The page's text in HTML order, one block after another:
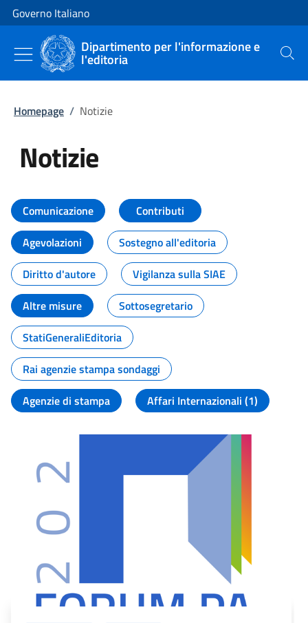
Vai al contenuto
Vai alla navigazione del sito
Governo Italiano
Dipartimento per l'informazione e
l'editoria Cerca
Homepage / Notizie
Notizie
Tutti i contenuti della pagina
Comunicazione
Contributi
Agevolazioni
Sostegno all'editoria
Diritto d'autore
Vigilanza sulla SIAE
Altre misure
Sottosegretario
StatiGeneraliEditoria
Rai agenzie stampa sondaggi
Agenzie di stampa
Affari Internazionali (1)